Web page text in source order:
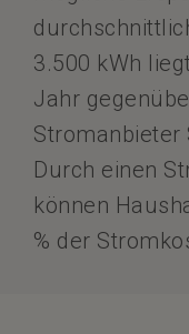
3.500 kWh
Jahr
Stromanbieter
Durch einen
können
% der